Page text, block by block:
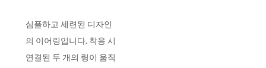
심플하고 세련된 디자인
의 이어링입니다. 착용 시
연결된 두 개의 링이 움직